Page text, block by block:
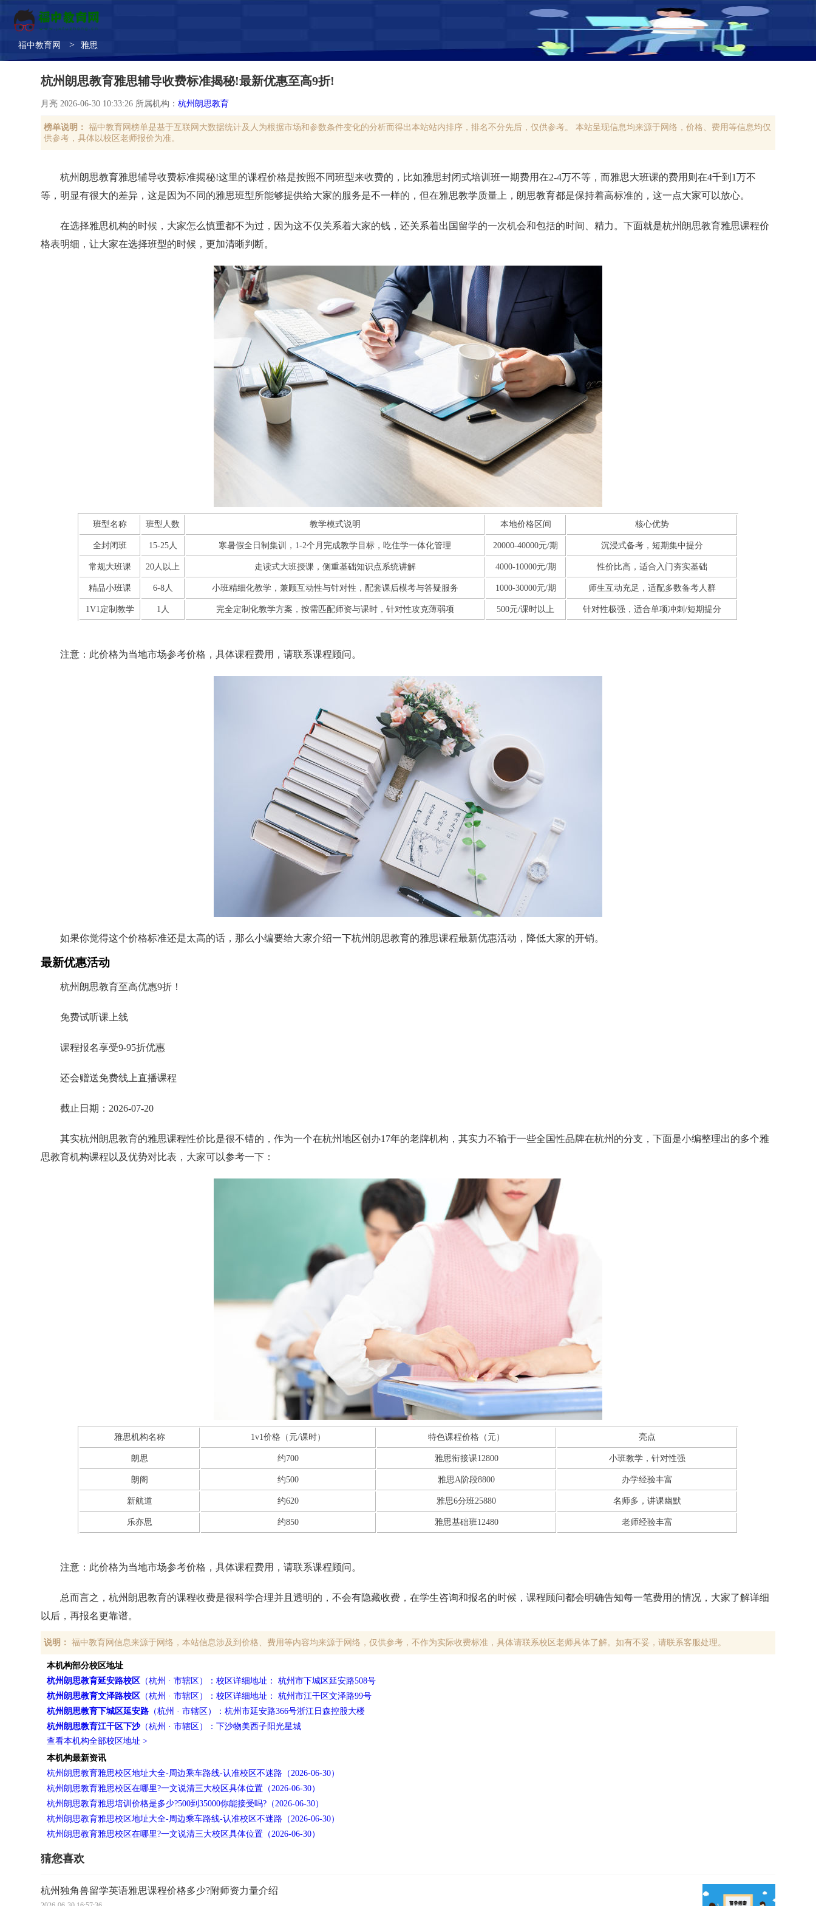
福中教育网 > 雅思
杭州朗思教育雅思辅导收费标准揭秘!最新优惠至高9折!
月亮 2026-06-30 10:33:26 所属机构：杭州朗思教育
榜单说明：
福中教育网榜单是基于互联网大数据统计及人为根据市场和参数条件变化的分析而得出本站站内排序，排名不分先后，仅供参考。 本站呈现信息均来源于网络，价格、费用等信息均仅
供参考，具体以校区老师报价为准。
杭州朗思教育雅思辅导收费标准揭秘!这里的课程价格是按照不同班型来收费的，比如雅思封闭式培训班一期费用在2-4万不等，而雅思大班课的费用则在4千到1万不
等，明显有很大的差异，这是因为不同的雅思班型所能够提供给大家的服务是不一样的，但在雅思教学质量上，朗思教育都是保持着高标准的，这一点大家可以放心。
在选择雅思机构的时候，大家怎么慎重都不为过，因为这不仅关系着大家的钱，还关系着出国留学的一次机会和包括的时间、精力。下面就是杭州朗思教育雅思课程价
格表明细，让大家在选择班型的时候，更加清晰判断。
班型名称 班型人数 教学模式说明 本地价格区间 核心优势
全封闭班 15-25人 寒暑假全日制集训，1-2个月完成教学目标，吃住学一体化管理 20000-40000元/期 沉浸式备考，短期集中提分
常规大班课 20人以上 走读式大班授课，侧重基础知识点系统讲解 4000-10000元/期 性价比高，适合入门夯实基础
精品小班课 6-8人 小班精细化教学，兼顾互动性与针对性，配套课后模考与答疑服务 1000-30000元/期 师生互动充足，适配多数备考人群
1V1定制教学 1人 完全定制化教学方案，按需匹配师资与课时，针对性攻克薄弱项 500元/课时以上 针对性极强，适合单项冲刺/短期提分
注意：此价格为当地市场参考价格，具体课程费用，请联系课程顾问。
如果你觉得这个价格标准还是太高的话，那么小编要给大家介绍一下杭州朗思教育的雅思课程最新优惠活动，降低大家的开销。
最新优惠活动
杭州朗思教育至高优惠9折！
免费试听课上线
课程报名享受9-95折优惠
还会赠送免费线上直播课程
截止日期：2026-07-20
其实杭州朗思教育的雅思课程性价比是很不错的，作为一个在杭州地区创办17年的老牌机构，其实力不输于一些全国性品牌在杭州的分支，下面是小编整理出的多个雅
思教育机构课程以及优势对比表，大家可以参考一下：
雅思机构名称 1v1价格（元/课时） 特色课程价格（元） 亮点
朗思 约700 雅思衔接课12800 小班教学，针对性强
朗阁 约500 雅思A阶段8800 办学经验丰富
新航道 约620 雅思6分班25880 名师多，讲课幽默
乐亦思 约850 雅思基础班12480 老师经验丰富
注意：此价格为当地市场参考价格，具体课程费用，请联系课程顾问。
总而言之，杭州朗思教育的课程收费是很科学合理并且透明的，不会有隐藏收费，在学生咨询和报名的时候，课程顾问都会明确告知每一笔费用的情况，大家了解详细
以后，再报名更靠谱。
说明： 福中教育网信息来源于网络，本站信息涉及到价格、费用等内容均来源于网络，仅供参考，不作为实际收费标准，具体请联系校区老师具体了解。如有不妥，请联系客服处理。
本机构部分校区地址
杭州朗思教育延安路校区 （杭州 · 市辖区）：校区详细地址： 杭州市下城区延安路508号
杭州朗思教育文泽路校区 （杭州 · 市辖区）：校区详细地址： 杭州市江干区文泽路99号
杭州朗思教育下城区延安路 （杭州 · 市辖区）：杭州市延安路366号浙江日森控股大楼
杭州朗思教育江干区下沙（杭州 · 市辖区）：下沙物美西子阳光星城
查看本机构全部校区地址 >
本机构最新资讯
杭州朗思教育雅思校区地址大全-周边乘车路线-认准校区不迷路（2026-06-30）
杭州朗思教育雅思校区在哪里?一文说清三大校区具体位置（2026-06-30）
杭州朗思教育雅思培训价格是多少?500到35000你能接受吗?（2026-06-30）
杭州朗思教育雅思校区地址大全-周边乘车路线-认准校区不迷路（2026-06-30）
杭州朗思教育雅思校区在哪里?一文说清三大校区具体位置（2026-06-30）
猜您喜欢
杭州独角兽留学英语雅思课程价格多少?附师资力量介绍